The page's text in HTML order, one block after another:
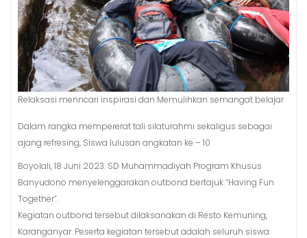
Relaksasi menncari inspirasi dan Memulihkan semangat belajar
Dalam rangka mempererat tali silaturahmi sekaligus sebagai
ajang refresing, Siswa lulusan angkatan ke – 10
Boyolali, 18 Juni 2023. SD Muhammadiyah Program Khusus
Banyudono menyelenggarakan outbond bertajuk “Having Fun
Together”.
Kegiatan outbond tersebut dilaksanakan di Resto Kemuning,
Karanganyar. Peserta kegiatan tersebut adalah seluruh siswa